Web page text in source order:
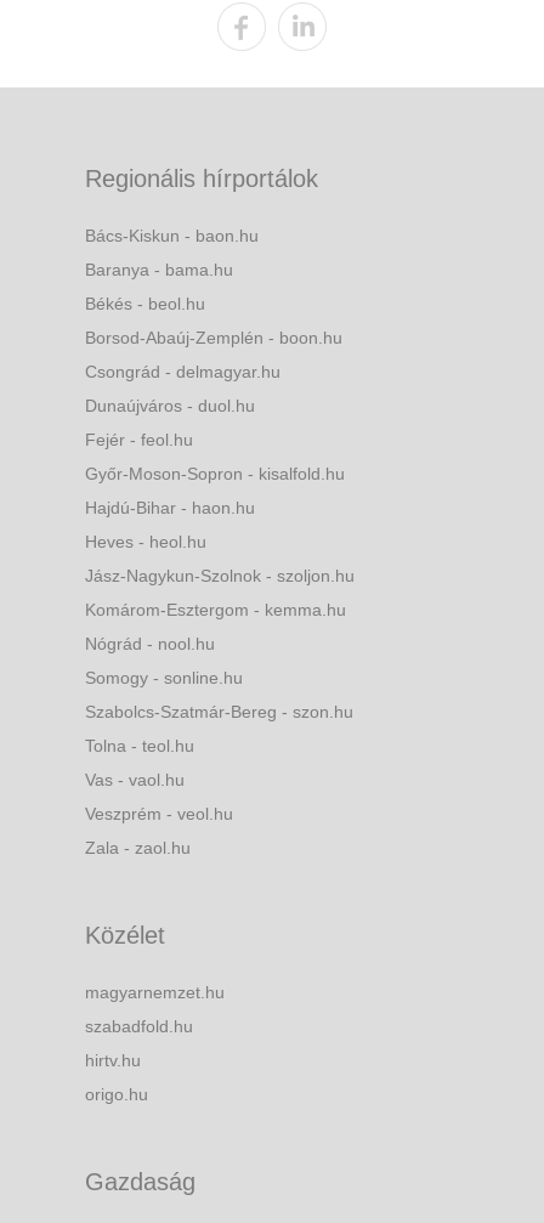
Regionális hírportálok
Bács-Kiskun - baon.hu
Baranya - bama.hu
Békés - beol.hu
Borsod-Abaúj-Zemplén - boon.hu
Csongrád - delmagyar.hu
Dunaújváros - duol.hu
Fejér - feol.hu
Győr-Moson-Sopron - kisalfold.hu
Hajdú-Bihar - haon.hu
Heves - heol.hu
Jász-Nagykun-Szolnok - szoljon.hu
Komárom-Esztergom - kemma.hu
Nógrád - nool.hu
Somogy - sonline.hu
Szabolcs-Szatmár-Bereg - szon.hu
Tolna - teol.hu
Vas - vaol.hu
Veszprém - veol.hu
Zala - zaol.hu
Közélet
magyarnemzet.hu
szabadfold.hu
hirtv.hu
origo.hu
Gazdaság